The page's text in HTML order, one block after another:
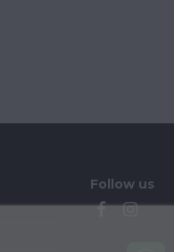
Follow us